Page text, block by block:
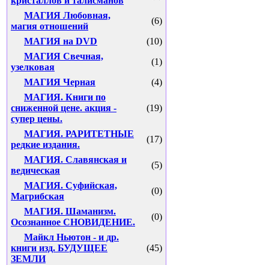
МАГИЯ Любовная,
магия отношений
(6)
МАГИЯ на DVD
(10)
МАГИЯ Свечная,
узелковая
(1)
МАГИЯ Черная
(4)
МАГИЯ. Книги по
сниженной цене. акция -
супер цены.
(19)
МАГИЯ. РАРИТЕТНЫЕ
редкие издания.
(17)
МАГИЯ. Славянская и
ведическая
(5)
МАГИЯ. Суфийская,
Магрибская
(0)
МАГИЯ. Шаманизм.
Осознанное СНОВИДЕНИЕ.
(0)
Майкл Ньютон - и др.
книги изд. БУДУЩЕЕ
ЗЕМЛИ
(45)